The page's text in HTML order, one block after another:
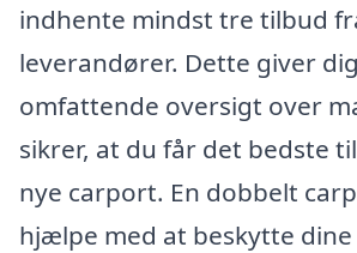
indhente mindst tre tilbud
leverandører. Dette giver
omfattende oversigt over
sikrer, at du får det bedste
nye carport. En dobbelt
hjælpe med at beskytte